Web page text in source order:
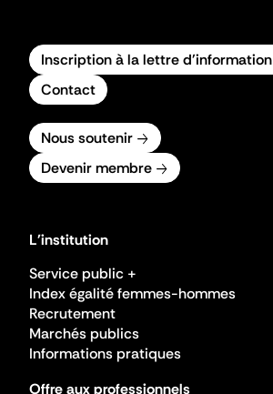
Inscription à la lettre d'information
Contact
Nous soutenir
Devenir membre
L'institution
Service public +
Index égalité femmes-hommes
Recrutement
Marchés publics
Informations pratiques
Offre aux professionnels